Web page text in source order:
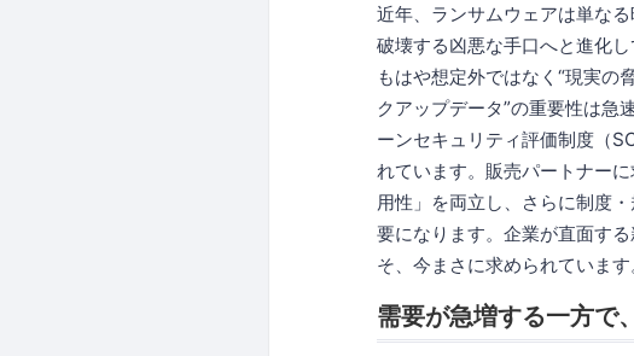
近年、ランサムウェアは単な
破壊する凶悪な手口へと進化
もはや想定外ではなく“現実の
クアップデータ”の重要性は急
ーンセキュリティ評価制度（
れています。販売パートナー
用性」を両立し、さらに制度
要になります。企業が直面す
そ、今まさに求められています
需要が急増する一方で